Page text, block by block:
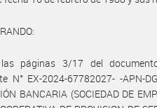
páginas 3/17 del documento
N° EX-2024-67782027- -APN-
BANCARIA (SOCIEDAD DE